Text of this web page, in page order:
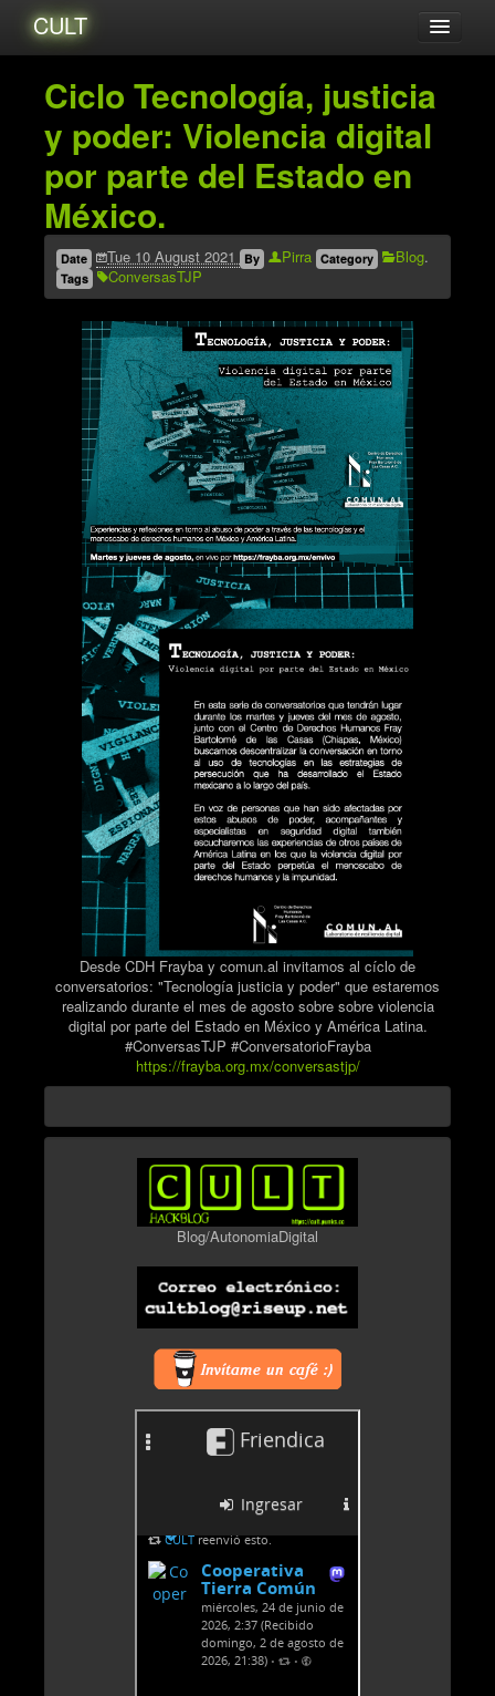
CULT
Amigxs
Audio
Blog
Catalogo
Eventos
Tutoriales
Videos
Zines
Archives
Ciclo Tecnología, justicia
y poder: Violencia digital
por parte del Estado en
México.
Date Tue 10 August 2021 By Pirra Category Blog.
Tags ConversasTJP
Desde CDH Frayba y comun.al invitamos al cíclo de
conversatorios: "Tecnología justicia y poder" que estaremos
realizando durante el mes de agosto sobre sobre violencia
digital por parte del Estado en México y América Latina.
#ConversasTJP #ConversatorioFrayba
https://frayba.org.mx/conversastjp/
Blog/AutonomiaDigital